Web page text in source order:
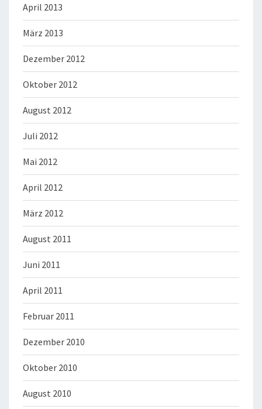
April 2013
März 2013
Dezember 2012
Oktober 2012
August 2012
Juli 2012
Mai 2012
April 2012
März 2012
August 2011
Juni 2011
April 2011
Februar 2011
Dezember 2010
Oktober 2010
August 2010